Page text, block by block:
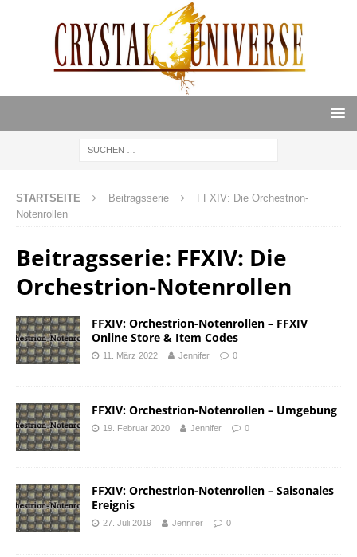
STARTSEITE Beitragsserie
FFXIV: Die Orchestrion-
Notenrollen
Beitragsserie: FFXIV: Die
Orchestrion-Notenrollen
FFXIV: Orchestrion-Notenrollen – FFXIV
Online Store & Item Codes
11. März 2022 Jennifer 0
FFXIV: Orchestrion-Notenrollen – Umgebung
19. Februar 2020 Jennifer 0
FFXIV: Orchestrion-Notenrollen – Saisonales
Ereignis
27. Juli 2019 Jennifer 0